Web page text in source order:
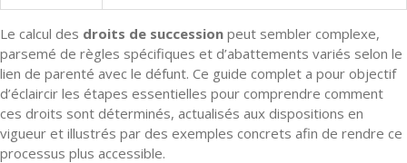
Le calcul des droits de succession peut sembler complexe,
parsemé de règles spécifiques et d’abattements variés selon le
lien de parenté avec le défunt. Ce guide complet a pour objectif
d’éclaircir les étapes essentielles pour comprendre comment
ces droits sont déterminés, actualisés aux dispositions en
vigueur et illustrés par des exemples concrets afin de rendre ce
processus plus accessible.